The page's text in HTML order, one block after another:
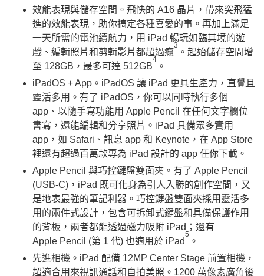
效能表現與儲存空間。飛快的 A16 晶片，帶來突飛猛
進的效能表現，助你搞定各種喜愛的事。再加上滿足
一天所需的電池續航力，用 iPad 暢玩如臨其境的遊
戲、編輯照片和剪輯影片都超過癮
3
。起始儲存空間增
至 128GB，最多可達 512GB
4
。
iPadOS + App。iPadOS 讓 iPad 更具生產力，直覺且
靈活多用。有了 iPadOS，你可以同時執行多個
app、以隨手寫功能用 Apple Pencil 在任何文字欄位
書寫，還能編輯和分享照片。iPad 具備眾多實用
app，如 Safari、訊息 app 和 Keynote，在 App Store
裡還有超過百萬款專為 iPad 設計的 app 任你下載。
Apple Pencil 與巧控鍵盤雙面夾。有了 Apple Pencil
(USB-C)，iPad 既可化身為引人入勝的創作空間，又
是地表最強的筆記利器。巧控鍵盤雙面夾採用靈活多
用的兩件式設計，包含可拆卸式鍵盤和具備保護作用
的背板，兩者都能透過磁力吸附 iPad；還有
Apple Pencil (第 1 代) 也適用於 iPad
5
。
先進相機。iPad 配備 12MP Center Stage 前置相機，
超適合用來視訊通話和自拍美照。1200 萬像素廣角後